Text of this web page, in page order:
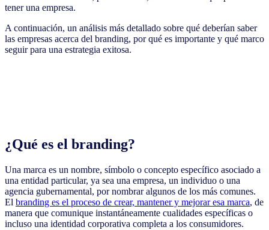
tener una empresa.
A continuación, un análisis más detallado sobre qué deberían saber
las empresas acerca del branding, por qué es importante y qué marco
seguir para una estrategia exitosa.
¿Qué es el branding?
Una marca es un nombre, símbolo o concepto específico asociado a
una entidad particular, ya sea una empresa, un individuo o una
agencia gubernamental, por nombrar algunos de los más comunes.
El branding es el proceso de crear, mantener y mejorar esa marca, de
manera que comunique instantáneamente cualidades específicas o
incluso una identidad corporativa completa a los consumidores.